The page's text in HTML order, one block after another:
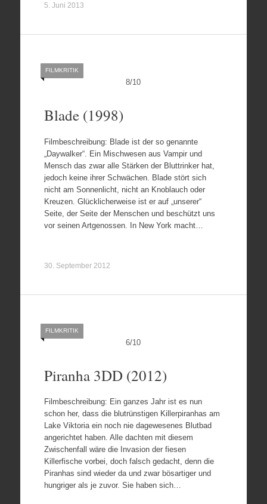
5. Juni 2013
8/10
FILMKRITIK
Blade (1998)
Filmbeschreibung: Blade ist der so genannte
„Daywalker“. Ein Mischwesen aus Vampir und
Mensch das zwar alle Stärken der Bluttrinker hat,
jedoch keine ihrer Schwächen. Blade stört sich
nicht am Sonnenlicht, nicht an Knoblauch oder
Kreuzen. Glücklicherweise ist er auf „unserer“
Seite, der Seite der Menschen und beschützt uns
vor seinen Artgenossen. In New York macht…
30. September 2012
6/10
FILMKRITIK
Piranha 3DD (2012)
Filmbeschreibung: Ein ganzes Jahr ist es nun
schon her, dass die blutrünstigen Killerpiranhas am
Lake Viktoria ein noch nie dagewesenes Blutbad
angerichtet haben. Alle dachten mit diesem
Zwischenfall wäre die Invasion der fiesen
Killerfische vorbei, doch falsch gedacht, denn die
Piranhas sind wieder da und zwar bösartiger und
hungriger als je zuvor. Sie haben sich…